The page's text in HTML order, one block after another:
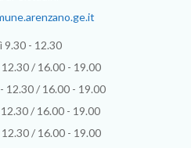
9.30 - 12.30
/ 16.00 - 19.00
12.30 / 16.00 - 19.00
/ 16.00 - 19.00
/ 16.00 - 19.00